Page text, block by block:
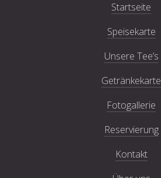
Startseite
Speisekarte
Unsere Tee’s
Getränkekarte
Fotogallerie
Reservierung
Kontakt